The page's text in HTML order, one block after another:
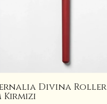
Divina Roller